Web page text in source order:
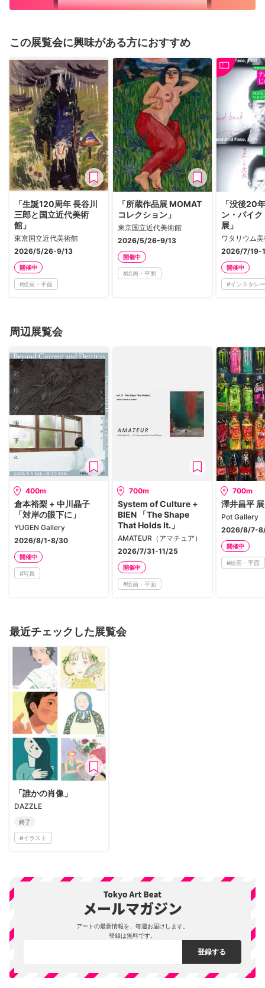
この展覧会に興味がある方におすすめ
「生誕120周年 長谷川
三郎と国立近代美術
館」
東京国立近代美術館
2026/5/26-9/13
開催中
#絵画・平面
「所蔵作品展 MOMAT
コレクション」
東京国立近代美術館
2026/5/26-9/13
開催中
#絵画・平面
「没後20
ン・パイ
展」
ワタリウム
2026/7/19-
開催中
#インスタレ
周辺展覧会
400m
倉本裕梨 + 中川晶子
「対岸の眼下に」
YUGEN Gallery
2026/8/1-8/30
開催中
#写真
700m
System of Culture +
BIEN 「The Shape
That Holds It.」
AMATEUR（アマチュア）
2026/7/31-11/25
開催中
#絵画・平面
700m
澤井昌平 展
Pot Gallery
2026/8/7-
開催中
#絵画・平面
最近チェックした展覧会
「誰かの肖像」
DAZZLE
終了
#イラスト
アートの最新情報を、毎週お届けします。
登録は無料です。